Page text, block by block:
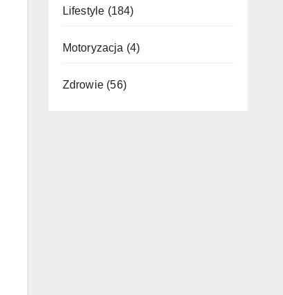
Lifestyle (184)
Motoryzacja (4)
Zdrowie(56)